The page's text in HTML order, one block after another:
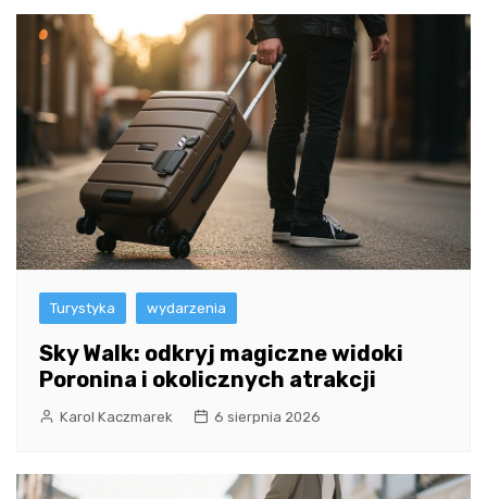
Turystyka wydarzenia
Sky Walk: odkryj magiczne widoki
Poronina i okolicznych atrakcji
Karol Kaczmarek 6 sierpnia 2026